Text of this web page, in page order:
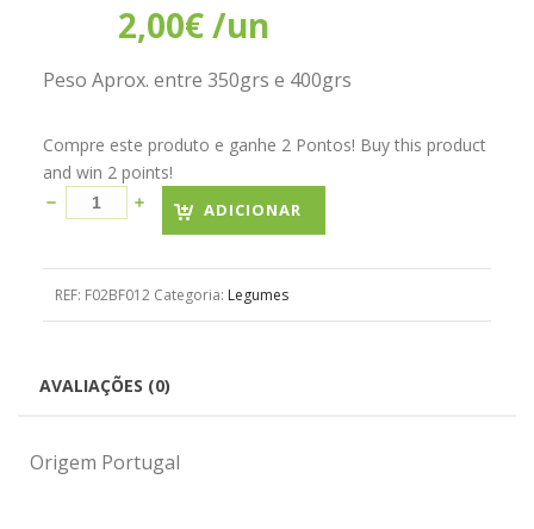
2,00€/un
Peso Aprox. entre 350grs e 400grs
Compre este produto e ganhe 2 Pontos! Buy this product
and win 2 points!
ADICIONAR
REF: F02BF012 Categoria: Legumes
AVALIAÇÕES (0)
Origem Portugal